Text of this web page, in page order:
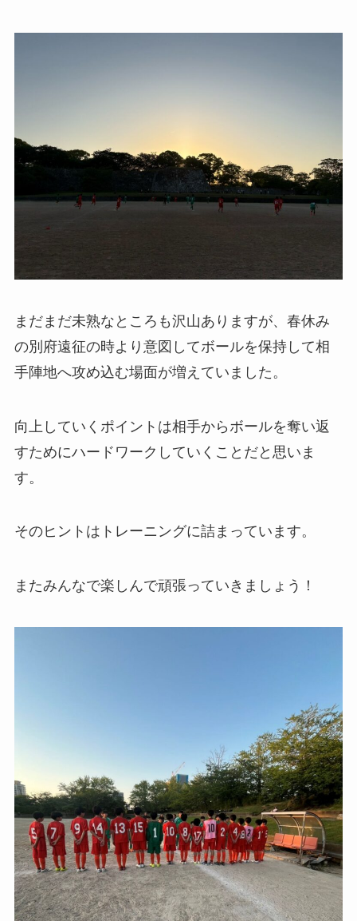
まだまだ未熟なところも沢山ありますが、春休み
の別府遠征の時より意図してボールを保持して相
手陣地へ攻め込む場面が増えていました。
向上していくポイントは相手からボールを奪い返
すためにハードワークしていくことだと思いま
す。
そのヒントはトレーニングに詰まっています。
またみんなで楽しんで頑張っていきましょう！